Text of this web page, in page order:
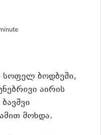
სოფელ ბოდბეში,
აირის
მოხდა.